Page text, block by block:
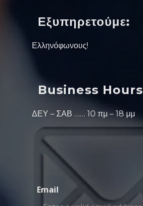
Εξυπηρετούμε:
Ελληνόφωνους!
Business Hours
ΔΕΥ – ΣΑΒ …… 10 πμ – 18 μμ
Email